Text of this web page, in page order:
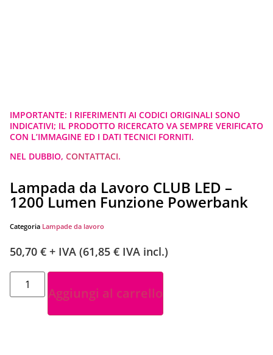
IMPORTANTE: I RIFERIMENTI AI CODICI ORIGINALI SONO
INDICATIVI; IL PRODOTTO RICERCATO VA SEMPRE VERIFICATO
CON L’IMMAGINE ED I DATI TECNICI FORNITI.
NEL DUBBIO, CONTATTACI.
Lampada da Lavoro CLUB LED –
1200 Lumen Funzione Powerbank
Categoria Lampade da lavoro
50,70 € + IVA (61,85 € IVA incl.)
Aggiungi al carrello